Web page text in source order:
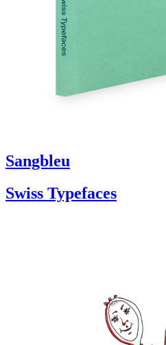
Sangbleu
Swiss Typefaces